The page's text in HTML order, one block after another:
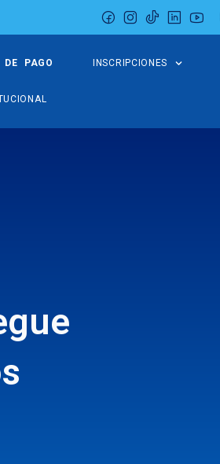
DE PAGO INSCRIPCIONES